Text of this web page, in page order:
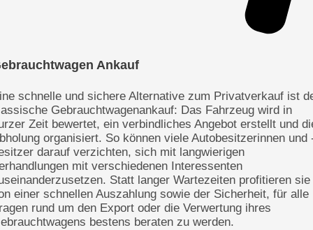
Ankauf
schnelle und sichere Alternative zum Privatverkauf ist
Gebrauchtwagenankauf: Das Fahrzeug wird in
Zeit bewertet, ein verbindliches Angebot erstellt und
organisiert. So können viele Autobesitzerinnen und
darauf verzichten, sich mit langwierigen
mit verschiedenen Interessenten
Statt langer Wartezeiten profitieren sie
einer schnellen Auszahlung sowie der Sicherheit, für alle
rund um den Export oder die Verwertung ihres
bestens beraten zu werden.